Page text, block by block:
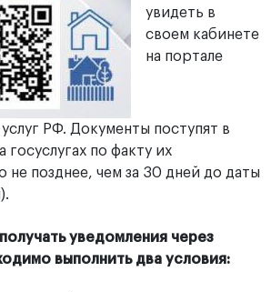
увидеть в
своем кабинете
на портале
РФ. Документы поступят в
госуслугах по факту их
не позднее, чем за 30 дней до даты
уведомления через
выполнить два условия: